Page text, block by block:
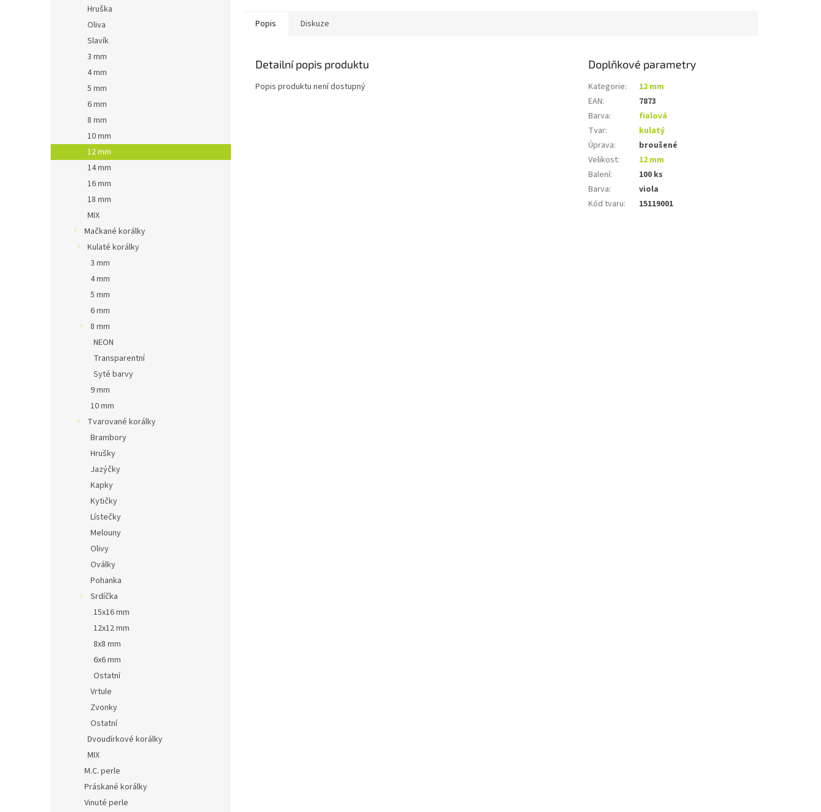
Hruška
Oliva
Slavík
3 mm
4 mm
5 mm
6 mm
8 mm
10 mm
12 mm
14 mm
16 mm
18 mm
MIX
Mačkané korálky
Kulaté korálky
3 mm
4 mm
5 mm
6 mm
8 mm
NEON
Transparentní
Syté barvy
9 mm
10 mm
Tvarované korálky
Brambory
Hrušky
Jazýčky
Kapky
Kytičky
Lístečky
Melouny
Olivy
Oválky
Pohanka
Srdíčka
15x16 mm
12x12 mm
8x8 mm
6x6 mm
Ostatní
Vrtule
Zvonky
Ostatní
Dvoudírkové korálky
MIX
M.C. perle
Práskané korálky
Vinuté perle
Popis Diskuze
Detailní popis produktu
Popis produktu není dostupný
Doplňkové parametry
Kategorie:
12 mm
EAN:
7873
Barva:
fialová
Tvar:
kulatý
Úprava:
broušené
Velikost:
12 mm
Balení:
100 ks
Barva:
viola
Kód tvaru: 15119001